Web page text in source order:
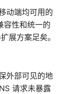
动端均可用的
容性和统一的
展方案足矣。
外部可见的地
请求未暴露